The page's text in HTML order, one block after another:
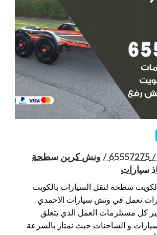
ونش الاحمدي / 65557275 / ونش كرين سطحة
سيارات
سطحة لنقل السيارات بالكويت
نعمل في ونش سيارات الاحمدي
كل مستلزمات العمل الذي يتعلق
و الشاحنات حيث نمتاز بالسرعة